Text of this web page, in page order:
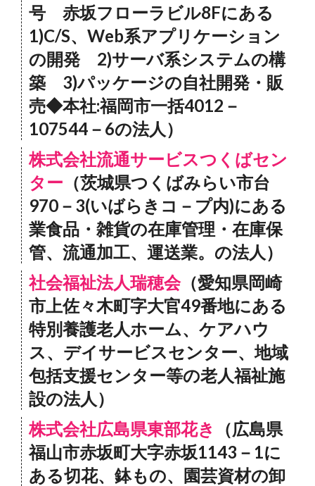
号 赤坂フローラビル8Fにある
1)C/S、Web系アプリケーション
の開発 2)サーバ系システムの構
築 3)パッケージの自社開発・販
売◆本社:福岡市一括4012－
107544－6の法人）
株式会社流通サービスつくばセン
ター （茨城県つくばみらい市台
970－3(いばらきコ－プ内)にある
業食品・雑貨の在庫管理・在庫保
管、流通加工、運送業。の法人）
社会福祉法人瑞穂会（愛知県岡崎
市上佐々木町字大官49番地にある
特別養護老人ホーム、ケアハウ
ス、デイサービスセンター、地域
包括支援センター等の老人福祉施
設の法人）
株式会社広島県東部花き
（広島県
福山市赤坂町大字赤坂1143－1に
ある切花、鉢もの、園芸資材の卸